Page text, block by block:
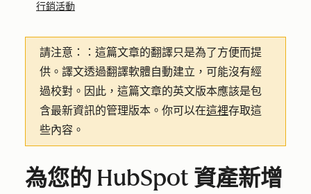
行銷活動
請注意：
：這篇文章的翻譯只是為了方便而提
供。譯文透過翻譯軟體自動建立，可能沒有經
過校對。因此，這篇文章的英文版本應該是包
含最新資訊的管理版本。你可以在這裡存取這
些內容。
為您的 HubSpot 資產新增